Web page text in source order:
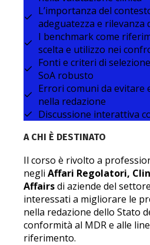
L’importanza del
adeguatezza e rilevanza
I benchmark come
scelta e utilizzo nei
Fonti e criteri di
SoA robusto
Errori comuni da evitare
nella redazione
Discussione interattiva
A CHI È DESTINATO
Il corso è rivolto a
negli Affari Regolatori,
Affairsdi aziende del
interessati a migliorare le
nella redazione dello Stato
conformità al MDR e alle
riferimento.